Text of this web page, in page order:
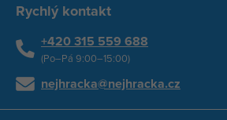
Rychlý kontakt
+420 315 559 688
(Po–Pá 9:00–15:00)
nejhracka@nejhracka.cz